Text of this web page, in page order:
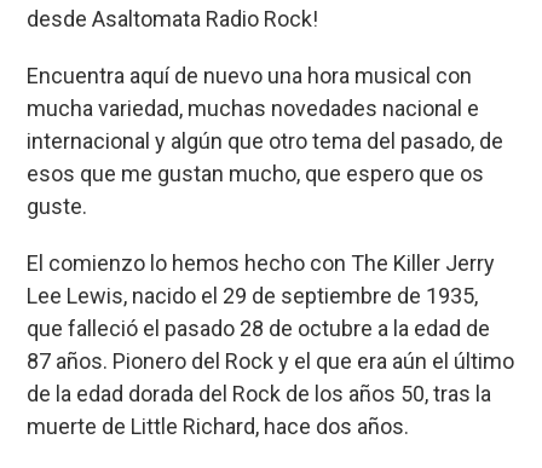
desde Asaltomata Radio Rock!
Encuentra aquí de nuevo una hora musical con
mucha variedad, muchas novedades nacional e
internacional y algún que otro tema del pasado, de
esos que me gustan mucho, que espero que os
guste.
El comienzo lo hemos hecho con The Killer Jerry
Lee Lewis, nacido el 29 de septiembre de 1935,
que falleció el pasado 28 de octubre a la edad de
87 años. Pionero del Rock y el que era aún el último
de la edad dorada del Rock de los años 50, tras la
muerte de Little Richard, hace dos años.